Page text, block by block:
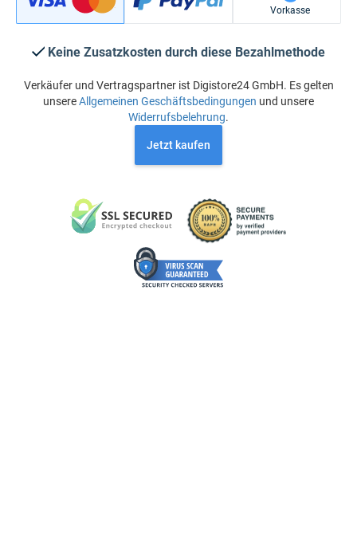
Vorkasse
Keine Zusatzkosten durch diese Bezahlmethode
Verkäufer und Vertragspartner ist Digistore24 GmbH. Es gelten
unsereAllgemeinen Geschäftsbedingungen und unsere
Widerrufsbelehrung.
Jetzt kaufen